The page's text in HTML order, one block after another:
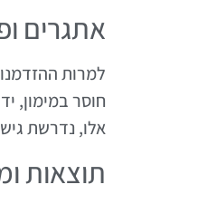
אתגרים
חוסר במימון,
אלו, נדרשת
תוצאות